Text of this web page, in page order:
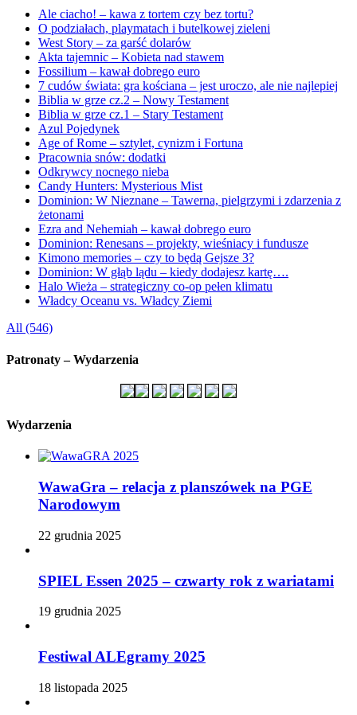
Ale ciacho! – kawa z tortem czy bez tortu?
O podziałach, playmatach i butelkowej zieleni
West Story – za garść dolarów
Akta tajemnic – Kobieta nad stawem
Fossilium – kawał dobrego euro
7 cudów świata: gra kościana – jest uroczo, ale nie najlepiej
Biblia w grze cz.2 – Nowy Testament
Biblia w grze cz.1 – Stary Testament
Azul Pojedynek
Age of Rome – sztylet, cynizm i Fortuna
Pracownia snów: dodatki
Odkrywcy nocnego nieba
Candy Hunters: Mysterious Mist
Dominion: W Nieznane – Tawerna, pielgrzymi i zdarzenia z
żetonami
Ezra and Nehemiah – kawał dobrego euro
Dominion: Renesans – projekty, wieśniacy i fundusze
Kimono memories – czy to będą Gejsze 3?
Dominion: W głąb lądu – kiedy dodajesz kartę….
Halo Wieża – strategiczny co-op pełen klimatu
Władcy Oceanu vs. Władcy Ziemi
All (546)
Patronaty – Wydarzenia
Wydarzenia
WawaGra – relacja z planszówek na PGE
Narodowym
22 grudnia 2025
SPIEL Essen 2025 – czwarty rok z wariatami
19 grudnia 2025
Festiwal ALEgramy 2025
18 listopada 2025